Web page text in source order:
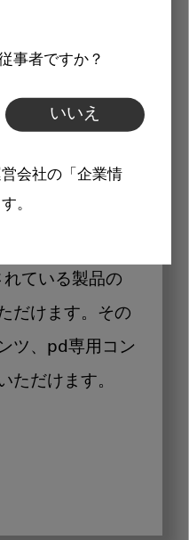
事者ですか？
いいえ
会社の「企業情
。
覧可能
ている製品の
だけます。その
ツ、pd専用コン
ただけます。